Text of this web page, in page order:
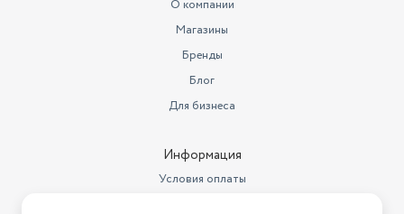
5 В
О компании
Магазины
Бренды
Блог
Для бизнеса
Информация
Условия оплаты